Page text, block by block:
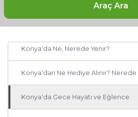
Araç Ara
Konya'da Ne, Nerede Yenir?
Konya'dan Ne Hediye Alınır? Nerede
Konya'da Gece Hayatı ve Eğlence